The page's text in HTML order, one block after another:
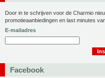
Door in te schrijven voor de Charmio
promotieaanbiedingen en last minutes
E-mailadres
Facebook